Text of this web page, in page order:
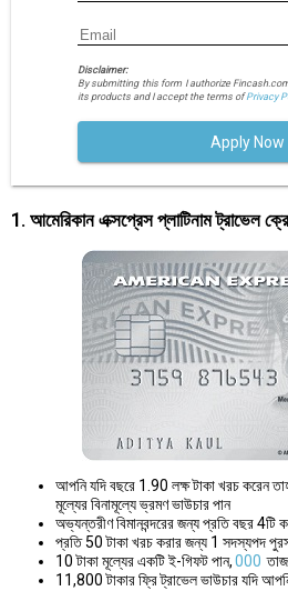
Disclaimer:
By submitting this form I authorize
its products and I accept the terms ofPrivacy
Apply Now
1. আমেরিকান এক্সপ্রেস প্লাটিনাম ট্রাভেল
আপনি যদি বছরে 1.90 লক্ষ টাকা খরচ করেন
মূল্যের বিনামূল্যে ভ্রমণ ভাউচার পান
অভ্যন্তরীণ বিমানবন্দরের জন্য প্রতি বছর 4টি
প্রতি 50 টাকা খরচ করার জন্য 1 সদস্যপদ
10 টাকা মূল্যের একটি ই-গিফট পান,000
11,800 টাকার ফ্রি ট্রাভেল ভাউচার যদি